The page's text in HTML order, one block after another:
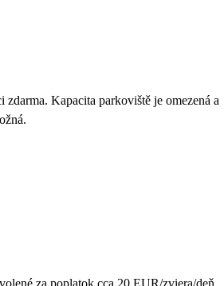
zdarma. Kapacita parkoviště je omezená a
za poplatok cca 20 EUR/zviera/deň.